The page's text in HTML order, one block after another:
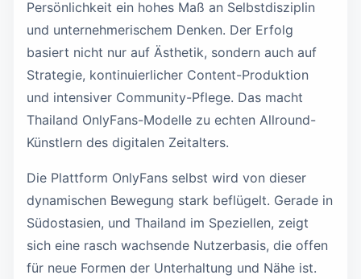
Persönlichkeit ein hohes Maß an Selbstdisziplin
und unternehmerischem Denken. Der Erfolg
basiert nicht nur auf Ästhetik, sondern auch auf
Strategie, kontinuierlicher Content-Produktion
und intensiver Community-Pflege. Das macht
Thailand OnlyFans-Modelle zu echten Allround-
Künstlern des digitalen Zeitalters.
Die Plattform OnlyFans selbst wird von dieser
dynamischen Bewegung stark beflügelt. Gerade in
Südostasien, und Thailand im Speziellen, zeigt
sich eine rasch wachsende Nutzerbasis, die offen
für neue Formen der Unterhaltung und Nähe ist.